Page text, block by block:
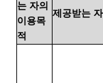
는 자의
이용목
적
제공받는 자